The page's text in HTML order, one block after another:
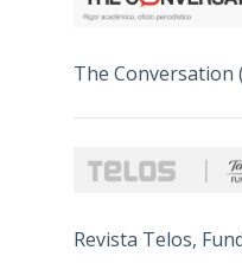
The Conversation
Revista Telos,